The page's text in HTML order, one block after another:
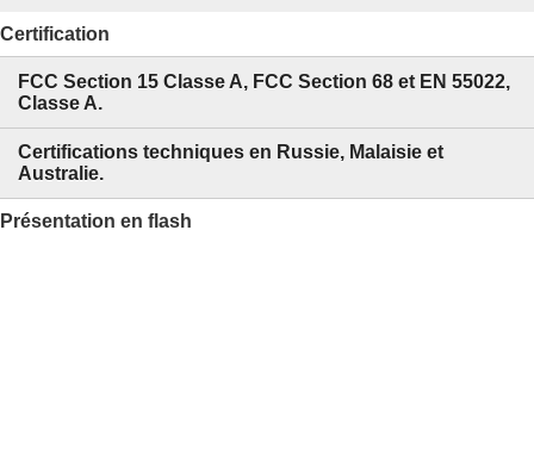
Certification
FCC Section 15 Classe A, FCC Section 68 et EN 55022,
Classe A.
Certifications techniques en Russie, Malaisie et
Australie.
Présentation en flash